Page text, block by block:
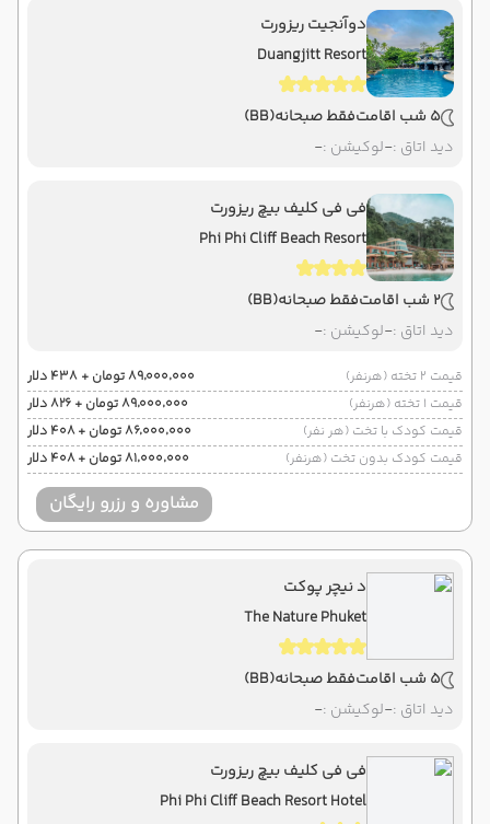
دوآنجیت ریزورت
Duangjitt Resort
5 شب اقامت فقط صبحانه(BB)
دید اتاق :-لوکیشن :-
فی فی کلیف بیچ ریزورت
Phi Phi Cliff Beach Resort
2 شب اقامت فقط صبحانه(BB)
دید اتاق :-لوکیشن :-
قیمت 2 تخته (هرنفر)
۸۹٬۰۰۰٬۰۰۰ تومان + ۴۳۸ دلار
قیمت 1 تخته (هرنفر)
۸۹٬۰۰۰٬۰۰۰ تومان + ۸۲۶ دلار
قیمت کودک با تخت (هر نفر)
۸۶٬۰۰۰٬۰۰۰ تومان + ۴۰۸ دلار
قیمت کودک بدون تخت (هرنفر)
۸۱٬۰۰۰٬۰۰۰ تومان + ۴۰۸ دلار
مشاوره و رزرو رایگان
د نیچر پوکت
The Nature Phuket
5 شب اقامت فقط صبحانه(BB)
دید اتاق :-لوکیشن :-
فی فی کلیف بیچ ریزورت
Phi Phi Cliff Beach Resort Hotel